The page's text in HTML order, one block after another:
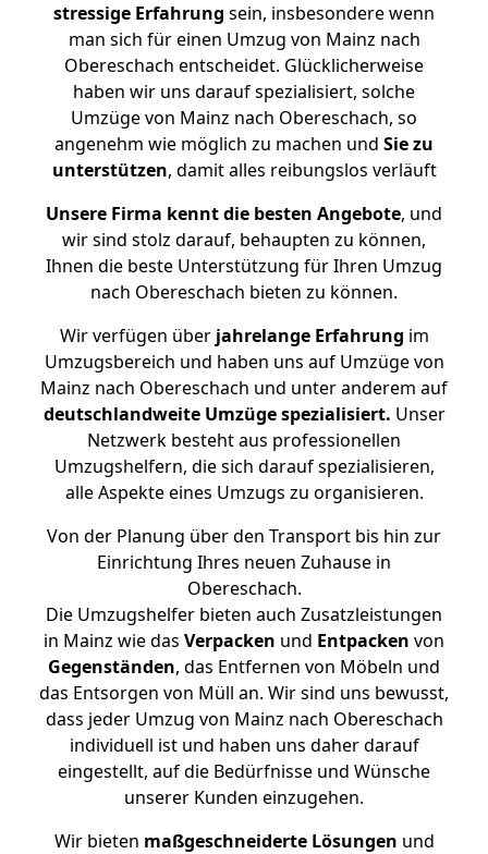
stressige Erfahrung sein, insbesondere wenn
man sich für einen Umzug von Mainz nach
Obereschach entscheidet. Glücklicherweise
haben wir uns darauf spezialisiert, solche
Umzüge von Mainz nach Obereschach, so
angenehm wie möglich zu machen und Sie zu
unterstützen, damit alles reibungslos verläuft
Unsere Firma kennt die besten Angebote, und
wir sind stolz darauf, behaupten zu können,
Ihnen die beste Unterstützung für Ihren Umzug
nach Obereschach bieten zu können.
Wir verfügen überjahrelange Erfahrung im
Umzugsbereich und haben uns auf Umzüge von
Mainz nach Obereschach und unter anderem auf
deutschlandweite Umzüge spezialisiert. Unser
Netzwerk besteht aus professionellen
Umzugshelfern, die sich darauf spezialisieren,
alle Aspekte eines Umzugs zu organisieren.
Von der Planung über den Transport bis hin zur
Einrichtung Ihres neuen Zuhause in
Obereschach.
Die Umzugshelfer bieten auch Zusatzleistungen
in Mainz wie das Verpacken und Entpacken von
Gegenständen, das Entfernen von Möbeln und
das Entsorgen von Müll an. Wir sind uns bewusst,
dass jeder Umzug von Mainz nach Obereschach
individuell ist und haben uns daher darauf
eingestellt, auf die Bedürfnisse und Wünsche
unserer Kunden einzugehen.
Wir bieten maßgeschneiderte Lösungen und